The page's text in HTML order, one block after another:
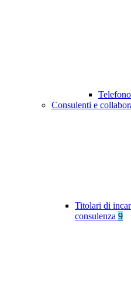
Consulenti e
Titolari di
consulenza 9